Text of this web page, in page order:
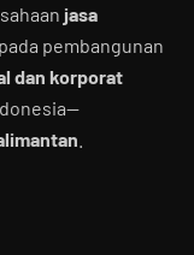
jasa
pembangunan
dan korporat